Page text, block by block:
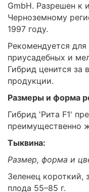
GmbH. Разрешен к
Черноземному
1997 году.
Рекомендуется
приусадебных и
Гибрид ценится за
продукции.
Размеры и форма
Гибрид 'Рита F1'
преимущественно
Тыквина:
Размер, форма и
Зеленец
плода 55–85 г.